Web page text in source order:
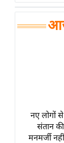
नए लोगों से
संतान
मनमर्जी